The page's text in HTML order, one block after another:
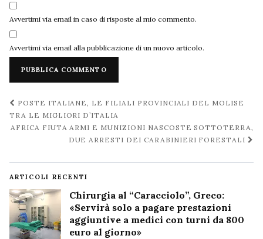
Avvertimi via email in caso di risposte al mio commento.
Avvertimi via email alla pubblicazione di un nuovo articolo.
Navigazione
post
POSTE ITALIANE, LE FILIALI PROVINCIALI DEL MOLISE
TRA LE MIGLIORI D’ITALIA
AFRICA FIUTA ARMI E MUNIZIONI NASCOSTE SOTTOTERRA,
DUE ARRESTI DEI CARABINIERI FORESTALI
ARTICOLI RECENTI
Chirurgia al “Caracciolo”, Greco:
«Servirà solo a pagare prestazioni
aggiuntive a medici con turni da 800
euro al giorno»